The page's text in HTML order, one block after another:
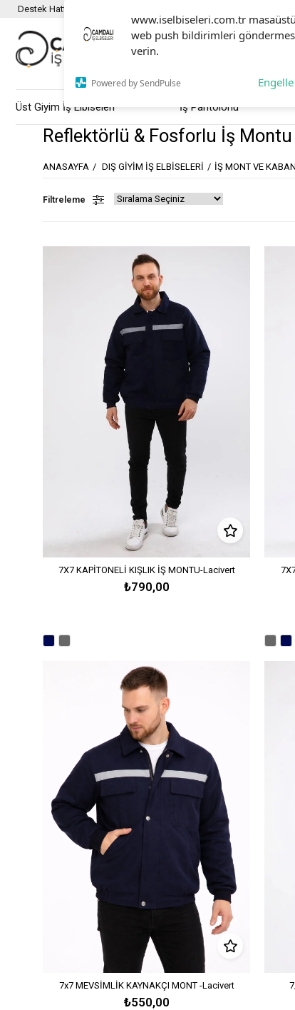
www.iselbiseleri.com.tr
web push bildirimleri
verin.
Powered by SendPulse Engelle
Destek Hattı :
Üst Giyim İş Elbiseleri İş Pantolonu
Reflektörlü & Fosforlu İş Montu
ANASAYFA DIŞ GIYIM İŞ ELBISELERI İŞ MONT VE
Filtreleme
7X7 KAPİTONELİ KIŞLIK İŞ MONTU-Lacivert
₺790,00
7x7 MEVSİMLİK KAYNAKÇI MONT -Lacivert
₺550,00